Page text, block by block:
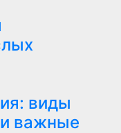
виды
важные